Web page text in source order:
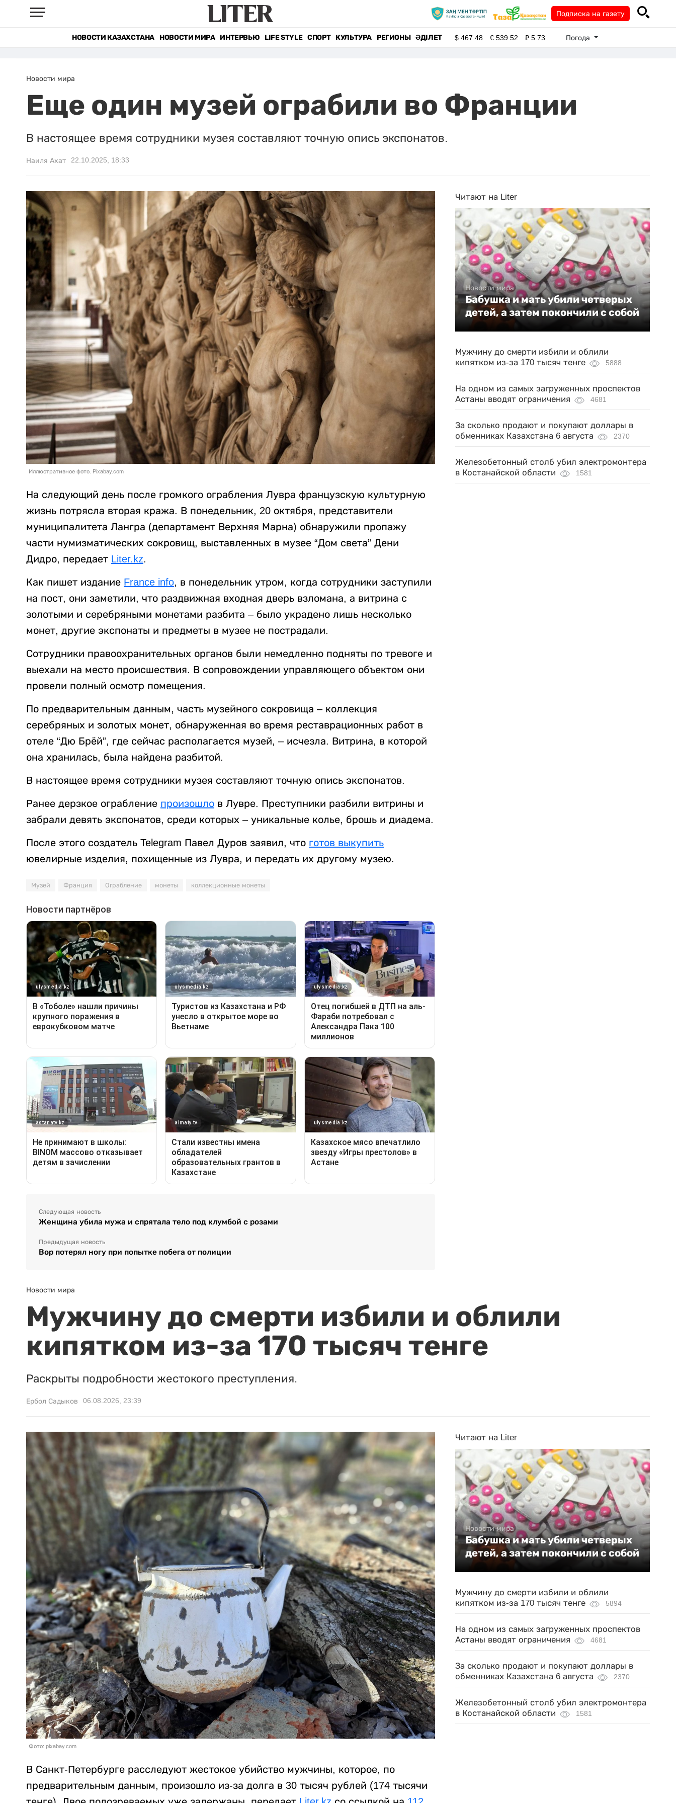
Подписка на газету
НОВОСТИ КАЗАХСТАНА НОВОСТИ МИРА ИНТЕРВЬЮ LIFE STYLE СПОРТ КУЛЬТУРА РЕГИОНЫ ӘДІЛЕТ $467.48 €539.52 ₽5.73 Погода
Новости мира
Еще один музей ограбили во Франции
В настоящее время сотрудники музея составляют точную опись экспонатов.
Наиля Ахат 22.10.2025, 18:33
Иллюстративное фото. Pixabay.com
На следующий день после громкого ограбления Лувра французскую культурную
жизнь потрясла вторая кража. В понедельник, 20 октября, представители
муниципалитета Лангра (департамент Верхняя Марна) обнаружили пропажу
части нумизматических сокровищ, выставленных в музее “Дом света” Дени
Дидро, передает Liter.kz.
Как пишет издание France info, в понедельник утром, когда сотрудники заступили
на пост, они заметили, что раздвижная входная дверь взломана, а витрина с
золотыми и серебряными монетами разбита – было украдено лишь несколько
монет, другие экспонаты и предметы в музее не пострадали.
Сотрудники правоохранительных органов были немедленно подняты по тревоге и
выехали на место происшествия. В сопровождении управляющего объектом они
провели полный осмотр помещения.
По предварительным данным, часть музейного сокровища – коллекция
серебряных и золотых монет, обнаруженная во время реставрационных работ в
отеле “Дю Брёй”, где сейчас располагается музей, – исчезла. Витрина, в которой
она хранилась, была найдена разбитой.
В настоящее время сотрудники музея составляют точную опись экспонатов.
Ранее дерзкое ограбление произошло в Лувре. Преступники разбили витрины и
забрали девять экспонатов, среди которых – уникальные колье, брошь и диадема.
После этого создатель Telegram Павел Дуров заявил, что готов выкупить
ювелирные изделия, похищенные из Лувра, и передать их другому музею.
Музей Франция Ограбление монеты коллекционные монеты
Следующая новость
Женщина убила мужа и спрятала тело под клумбой с розами
Предыдущая новость
Вор потерял ногу при попытке побега от полиции
Читают на Liter
Новости мира
Бабушка и мать убили четверых
детей, а затем покончили с собой
Мужчину до смерти избили и облили
кипятком из-за 170 тысяч тенге
5888
На одном из самых загруженных проспектов
Астаны вводят ограничения
4681
За сколько продают и покупают доллары в
обменниках Казахстана 6 августа
2370
Железобетонный столб убил электромонтера
в Костанайской области
1581
Новости мира
Мужчину до смерти избили и облили
кипятком из-за 170 тысяч тенге
Раскрыты подробности жестокого преступления.
Ербол Садыков 06.08.2026, 23:39
Фото: pixabay.com
В Санкт-Петербурге расследуют жестокое убийство мужчины, которое, по
предварительным данным, произошло из-за долга в 30 тысяч рублей (174 тысячи
Читают на Liter
Новости мира
Бабушка и мать убили четверых
детей, а затем покончили с собой
Мужчину до смерти избили и облили
кипятком из-за 170 тысяч тенге
5894
На одном из самых загруженных проспектов
Астаны вводят ограничения
4681
За сколько продают и покупают доллары в
обменниках Казахстана 6 августа
2370
Железобетонный столб убил электромонтера
в Костанайской области
1581